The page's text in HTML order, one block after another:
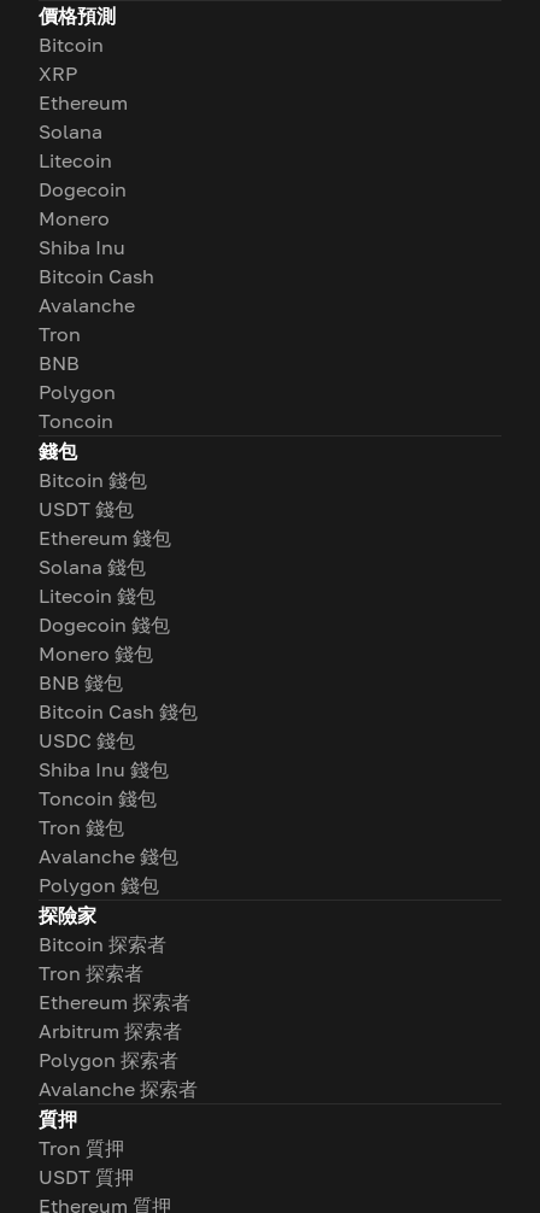
價格預測
Bitcoin
XRP
Ethereum
Solana
Litecoin
Dogecoin
Monero
Shiba Inu
Bitcoin Cash
Avalanche
Tron
BNB
Polygon
Toncoin
錢包
Bitcoin 錢包
USDT 錢包
Ethereum 錢包
Solana 錢包
Litecoin 錢包
Dogecoin 錢包
Monero 錢包
BNB 錢包
Bitcoin Cash 錢包
USDC 錢包
Shiba Inu 錢包
Toncoin 錢包
Tron 錢包
Avalanche 錢包
Polygon 錢包
探險家
Bitcoin 探索者
Tron 探索者
Ethereum 探索者
Arbitrum 探索者
Polygon 探索者
Avalanche 探索者
質押
Tron 質押
USDT 質押
Ethereum 質押